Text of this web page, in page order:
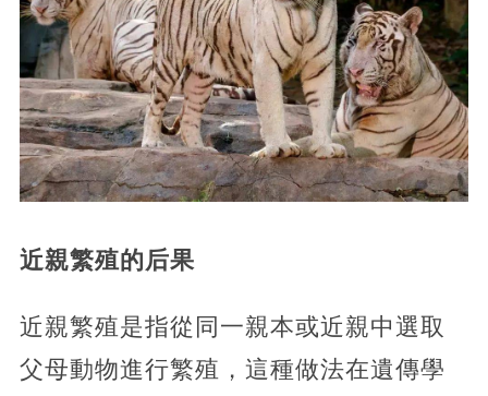
近親繁殖的后果
近親繁殖是指從同一親本或近親中選取
父母動物進行繁殖，這種做法在遺傳學